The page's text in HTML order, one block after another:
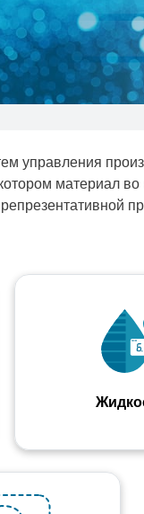
управления
материал